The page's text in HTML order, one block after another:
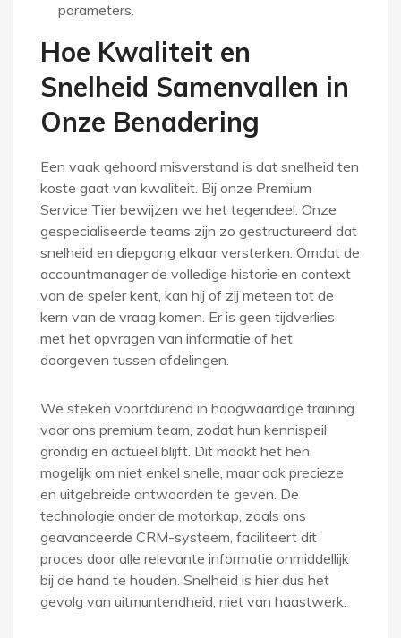
parameters.
Hoe Kwaliteit en
Snelheid Samenvallen in
Onze Benadering
Een vaak gehoord misverstand is dat snelheid ten
koste gaat van kwaliteit. Bij onze Premium
Service Tier bewijzen we het tegendeel. Onze
gespecialiseerde teams zijn zo gestructureerd dat
snelheid en diepgang elkaar versterken. Omdat de
accountmanager de volledige historie en context
van de speler kent, kan hij of zij meteen tot de
kern van de vraag komen. Er is geen tijdverlies
met het opvragen van informatie of het
doorgeven tussen afdelingen.
We steken voortdurend in hoogwaardige training
voor ons premium team, zodat hun kennispeil
grondig en actueel blijft. Dit maakt het hen
mogelijk om niet enkel snelle, maar ook precieze
en uitgebreide antwoorden te geven. De
technologie onder de motorkap, zoals ons
geavanceerde CRM-systeem, faciliteert dit
proces door alle relevante informatie onmiddellijk
bij de hand te houden. Snelheid is hier dus het
gevolg van uitmuntendheid, niet van haastwerk.